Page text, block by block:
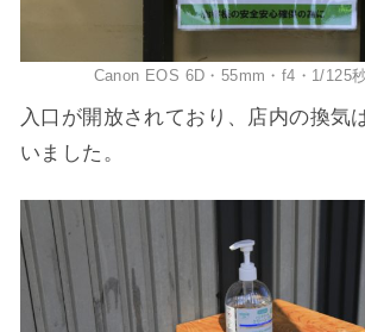
Canon EOS 6D・55mm・f4・1/125
入口が開放されており、店内の換気
いました。